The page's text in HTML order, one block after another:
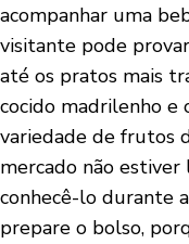
acompanhar uma
visitante pode
até os pratos mais
cocido madrilenho
variedade de frutos
mercado não
conhecê-lo durante
prepare o bolso,